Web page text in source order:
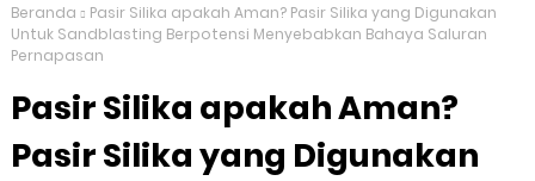
Beranda
Pasir Silika apakah Aman? Pasir Silika yang Digunakan
Untuk Sandblasting Berpotensi Menyebabkan Bahaya Saluran
Pernapasan
Pasir Silika apakah Aman?
Pasir Silika yang Digunakan